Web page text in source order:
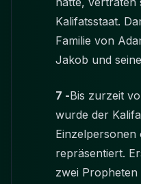
Kalifatsstaat.
Familie von
Jakob und
7 -Bis zurzeit
wurde der
Einzelpersonen
repräsentiert.
zwei